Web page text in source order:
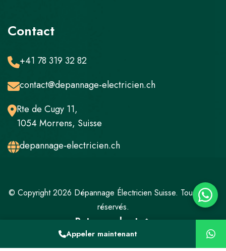
Contact
+41 78 319 32 82
contact@depannage-electricien.ch
Rte de Cugy 11,
1054 Morrens, Suisse
depannage-electricien.ch
© Copyright 2026 Dépannage Électricien Suisse. Tous droits
réservés.
Retour en haut
Mentions légalesPolitique de confidentialité
Appeler maintenant